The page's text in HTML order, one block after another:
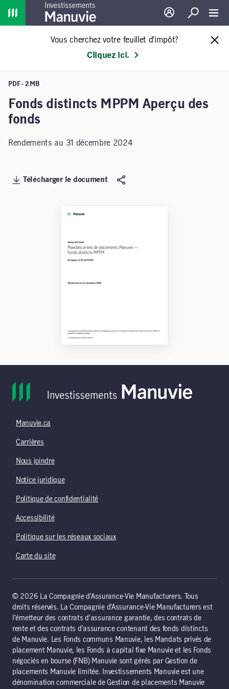
Home
Ouverture de
Recherche
Vous cherchez votre feuillet d’impôt?
Cliquez ici.
PDF - 2 MB
Fonds distincts MPPM Aperçu des
fonds
Rendements au 31 décembre 2024
Télécharger le document
Manuvie.ca
Carrières
Nous joindre
Notice juridique
Politique de confidentialité
Accessibilité
Politique sur les réseaux sociaux
Carte du site
© 2026 La Compagnie d’Assurance-Vie Manufacturers. Tous
droits réservés. La Compagnie d’Assurance-Vie Manufacturers est
l’émetteur des contrats d’assurance garantie, des contrats de
rente et des contrats d’assurance contenant des fonds distincts
de Manuvie. Les Fonds communs Manuvie, les Mandats privés de
placement Manuvie, les Fonds à capital fixe Manuvie et les Fonds
négociés en bourse (FNB) Manuvie sont gérés par Gestion de
placements Manuvie limitée. Investissements Manuvie est une
dénomination commerciale de Gestion de placements Manuvie